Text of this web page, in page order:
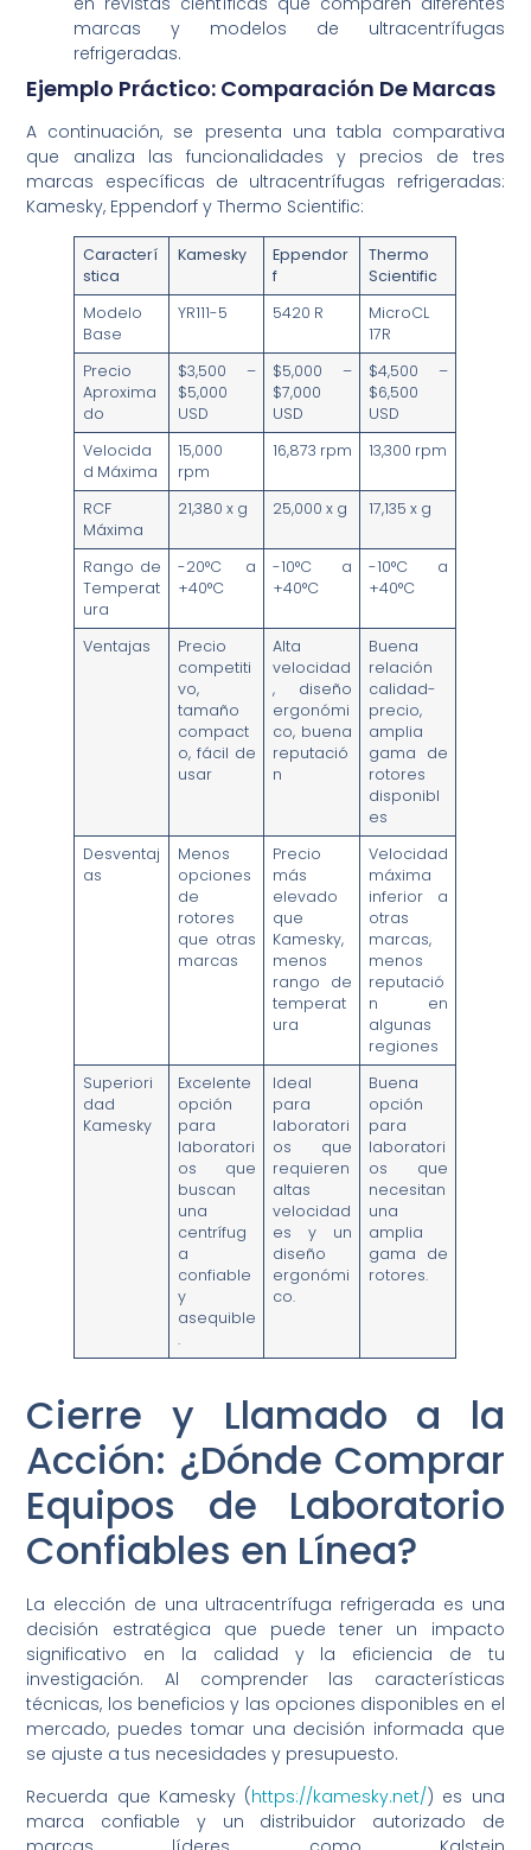
marcas y modelos de ultracentrífugas
refrigeradas.
Ejemplo Práctico: Comparación De Marcas
A continuación, se presenta una tabla comparativa
que analiza las funcionalidades y precios de tres
marcas específicas de ultracentrífugas refrigeradas:
Kamesky, Eppendorf y Thermo Scientific:
Caracterí
stica
Kamesky
Eppendor
f
Thermo
Scientific
Modelo
Base
YR111-5 5420 R
MicroCL
17R
Precio
Aproxima
do
$3,500 –
$5,000
USD
$5,000 –
$7,000
USD
$4,500 –
$6,500
USD
Velocida
d Máxima
15,000
rpm
16,873 rpm 13,300 rpm
RCF
Máxima
21,380 x g 25,000 x g 17,135 x g
Rango de
Temperat
ura
-20°C a
+40°C
-10°C a
+40°C
-10°C a
+40°C
Ventajas
Precio
competiti
vo,
tamaño
compact
o, fácil de
usar
Alta
velocidad
, diseño
ergonómi
co, buena
reputació
n
Buena
relación
calidad-
precio,
amplia
gama de
rotores
disponibl
es
Desventaj
as
Menos
opciones
de
rotores
que otras
marcas
Precio
más
elevado
que
Kamesky,
menos
rango de
temperat
ura
Velocidad
máxima
inferior a
otras
marcas,
menos
reputació
n en
algunas
regiones
Superiori
dad
Kamesky
Excelente
opción
para
laboratori
os que
buscan
una
centrífug
a
confiable
y
asequible
.
Ideal
para
laboratori
os que
requieren
altas
velocidad
es y un
diseño
ergonómi
co.
Buena
opción
para
laboratori
os que
necesitan
una
amplia
gama de
rotores.
Cierre y Llamado a la
Acción: ¿Dónde Comprar
Equipos de Laboratorio
Confiables en Línea?
La elección de una ultracentrífuga refrigerada es una
decisión estratégica que puede tener un impacto
significativo en la calidad y la eficiencia de tu
investigación. Al comprender las características
técnicas, los beneficios y las opciones disponibles en el
mercado, puedes tomar una decisión informada que
se ajuste a tus necesidades y presupuesto.
Recuerda que Kamesky (https://kamesky.net/) es una
marca confiable y un distribuidor autorizado de